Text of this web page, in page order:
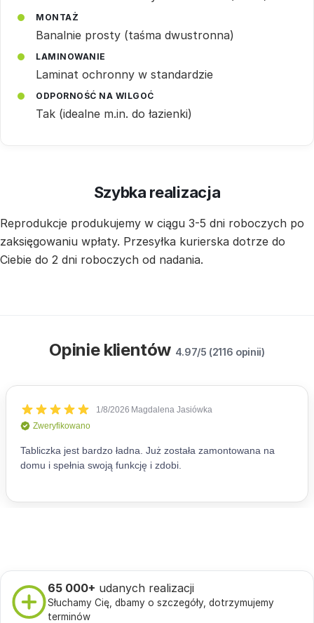
MONTAŻ
Banalnie prosty (taśma dwustronna)
LAMINOWANIE
Laminat ochronny w standardzie
ODPORNOŚĆ NA WILGOĆ
Tak (idealne m.in. do łazienki)
Szybka realizacja
Reprodukcje produkujemy w ciągu 3-5 dni roboczych po
zaksięgowaniu wpłaty. Przesyłka kurierska dotrze do
Ciebie do 2 dni roboczych od nadania.
Opinie klientów 4.97/5 (2116 opinii)
65 000+ udanych realizacji
Słuchamy Cię, dbamy o szczegóły, dotrzymujemy
terminów